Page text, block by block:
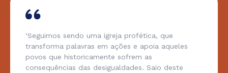
‘Seguimos sendo uma igreja profética, que
transforma palavras em ações e apoia aqueles
povos que historicamente sofrem as
consequências das desigualdades. Saio deste